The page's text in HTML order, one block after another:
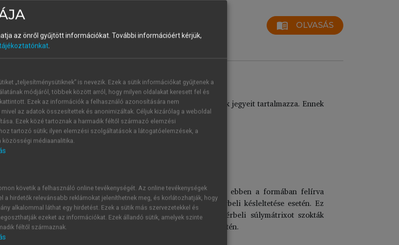
menu_book OLVASÁS
modell paramétereinek becslése
késleltetés modelljének, mind a térbeli hiba modelljének jegyeit tartalmazza. Ennek
azonosak. Egyetlen különbség adódik, a modell ebben a formában felírva
más térbeli súlymátrixot alkalmazzunk, mint a hibatag térbeli késleltetése esetén. Ez
általános formája, a gyakorlatban sok esetben ugyanazt a térbeli súlymátrixot szokták
meghatározása az előzőleg tárgyalt ismeretek mentén.
modell a következő egyszerűbb formát ölti:
az önről gyűjtött információkat. További információért kérjük,
.
„teljesítménysütiknek” is nevezik. Ezek a sütik információkat gyűjtenek a
módjáról, többek között arról, hogy milyen oldalakat keresett fel és
Ezek az információk a felhasználó azonosítására nem
az adatok összesítettek és anonimizáltak. Céljuk kizárólag a weboldal
Ezek közé tartoznak a harmadik féltől származó elemzési
tartozó sütik; ilyen elemzési szolgáltatások a látogatóelemzések, a
közösségi médiaanalitika.
követik a felhasználó online tevékenységét. Az online tevékenységek
a hirdetők relevánsabb reklámokat jeleníthetnek meg, és korlátozhatják, hogy
alkalommal láthat egy hirdetést. Ezek a sütik más szervezetekkel és
ezeket az információkat. Ezek állandó sütik, amelyek szinte
féltől származnak.